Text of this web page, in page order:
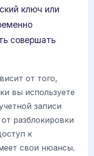
ключ или
совершать
от того,
вы используете
записи
разблокировки
к
свои нюансы.